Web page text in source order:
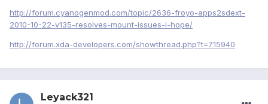
http://forum.cyanogenmod.com/topic/2636-froyo-apps2sdext-
2010-10-22-v135-resolves-mount-issues-i-hope/
http://forum.xda-developers.com/showthread.php?t=715940
Leyack321